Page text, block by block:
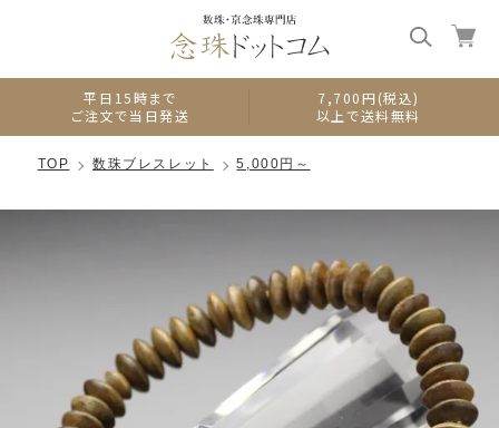
平日15時まで
ご注文で当日発送
7,700円(税込)
以上で送料無料
TOP 数珠ブレスレット 5,000円～